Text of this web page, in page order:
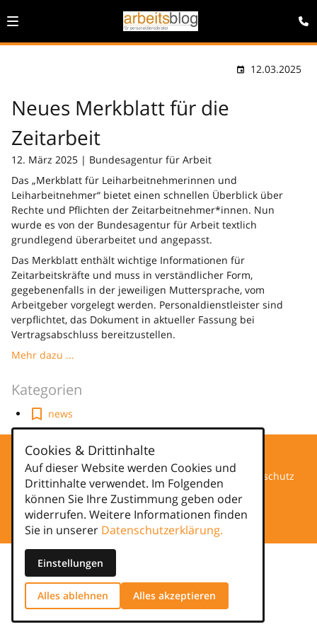
12.03.2025
Neues Merkblatt für die
Zeitarbeit
12. März 2025 | Bundesagentur für Arbeit
Das „Merkblatt für Leiharbeitnehmerinnen und
Leiharbeitnehmer“ bietet einen schnellen Überblick über
Rechte und Pflichten der Zeitarbeitnehmer*innen. Nun
wurde es von der Bundesagentur für Arbeit textlich
grundlegend überarbeitet und angepasst.
Das Merkblatt enthält wichtige Informationen für
Zeitarbeitskräfte und muss in verständlicher Form,
gegebenenfalls in der jeweiligen Muttersprache, vom
Arbeitgeber vorgelegt werden. Personaldienstleister sind
verpflichtet, das Dokument in aktueller Fassung bei
Vertragsabschluss bereitzustellen.
Mehr dazu ...
Kategorien
news
Datenschutz
Impressum
Cookies & Drittinhalte
Auf dieser Website werden Cookies und
Drittinhalte verwendet. Im Folgenden
können Sie Ihre Zustimmung geben oder
widerrufen. Weitere Informationen finden
Sie in unserer Datenschutzerklärung.
Einstellungen
Alles ablehnen Alles akzeptieren